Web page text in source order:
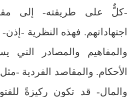
-كلٌّ على طريقته- إلى
اجتهاداتهم. فهذه النظرية -
والمفاهيم والمصادر التي
الأحكام. والمقاصد الفردية -
والمال- قد تكون ركيزةً